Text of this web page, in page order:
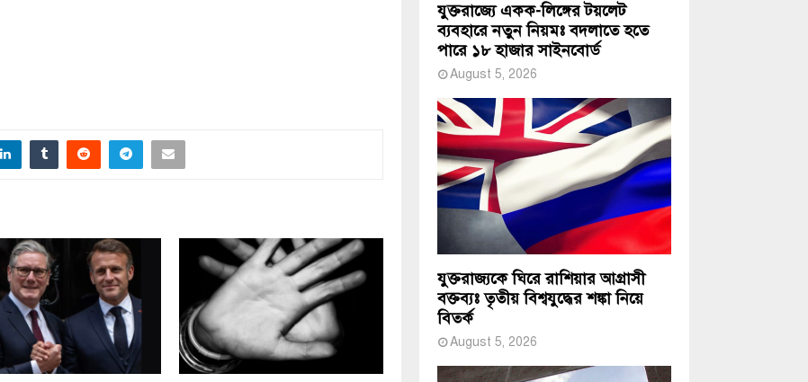
যুক্তরাজ্যে একক-লিঙ্গের টয়লেট
ব্যবহারে নতুন নিয়মঃ বদলাতে হতে
পারে ১৮ হাজার সাইনবোর্ড
August 5, 2026
যুক্তরাজ্যকে ঘিরে রাশিয়ার আগ্রাসী
বক্তব্যঃ তৃতীয় বিশ্বযুদ্ধের শঙ্কা নিয়ে
বিতর্ক
August 5, 2026